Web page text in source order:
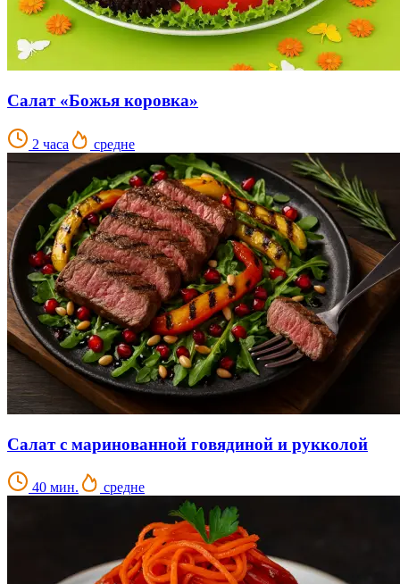
Салат «Божья коровка»
2 часа средне
Салат с маринованной говядиной и рукколой
40 мин. средне